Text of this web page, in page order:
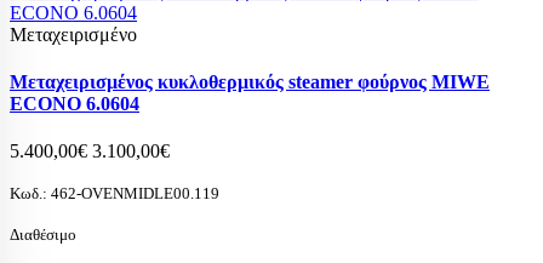
Μεταχειρισμένο
Μεταχειρισμένος κυκλοθερμικός steamer φούρνος MIWE
ECONO 6.0604
5.400,00€ 3.100,00€
Κωδ.: 462-OVENMIDLE00.119
Διαθέσιμο